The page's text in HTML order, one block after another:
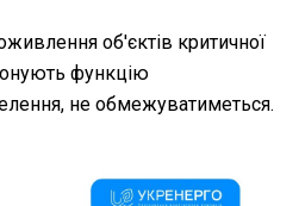
об'єктів критичної
функцію
не обмежуватиметься.